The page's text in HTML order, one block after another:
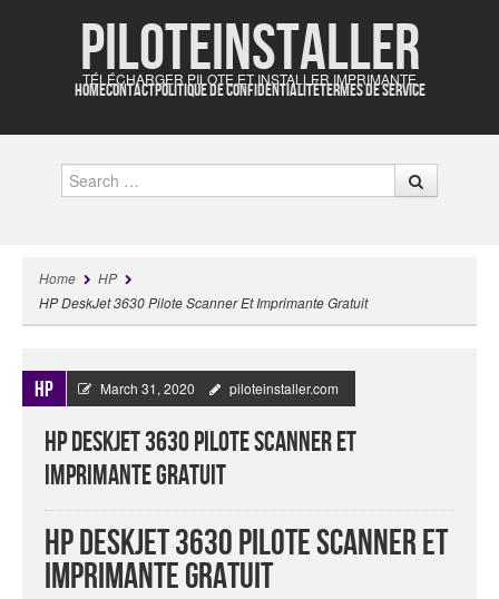
Piloteinstaller
TÉLÉCHARGER PILOTE ET INSTALLER IMPRIMANTE
HOMECONTACTPOLITIQUE DE CONFIDENTIALITÉTERMES DE SERVICE
Search
Home
HP
HP DeskJet 3630 Pilote Scanner Et Imprimante Gratuit
HP March 31, 2020 piloteinstaller.com
HP DeskJet 3630 Pilote Scanner Et
Imprimante Gratuit
HP DeskJet 3630 Pilote Scanner Et
Imprimante Gratuit